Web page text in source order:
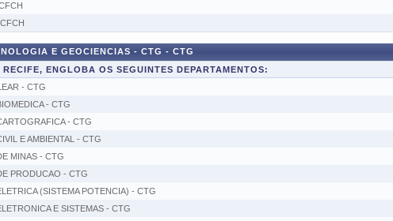
E GEOCIENCIAS - CTG - CTG
ENGLOBA OS SEGUINTES DEPARTAMENTOS:
- CTG
- CTG
- CTG
E AMBIENTAL - CTG
MINAS - CTG
PRODUCAO - CTG
(SISTEMA POTENCIA) - CTG
E SISTEMAS - CTG